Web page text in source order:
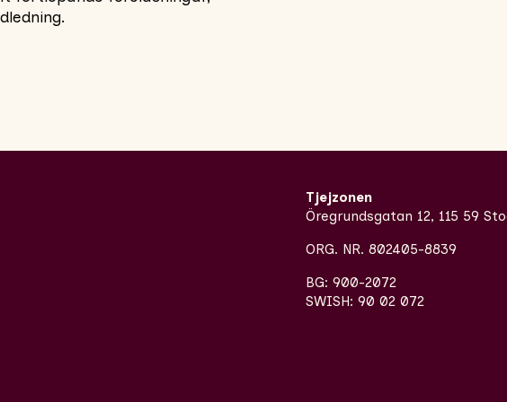
Tjejzonen
Öregrundsgatan 12, 115 59
ORG. NR. 802405-8839
BG: 900-2072
SWISH: 90 02 072